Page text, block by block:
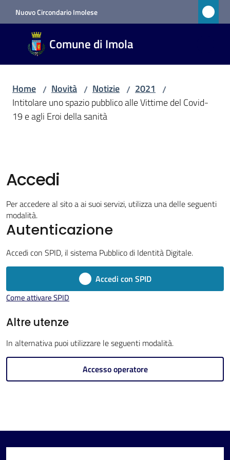
Vai al contenuto
Vai alla navigazione
Vai al footer
Nuovo Circondario Imolese
Comune di Imola
Comune
di Imola
RETE
Amministrazione
Vivere
Imola
V
t
m
Home / Novità / Notizie / 2021 /
Intitolare uno spazio pubblico alle Vittime del Covid-
19 e agli Eroi della sanità
Accedi
Per accedere al sito a ai suoi servizi, utilizza una delle seguenti
modalità.
Autenticazione
Accedi con SPID, il sistema Pubblico di Identità Digitale.
Accedi con SPID
Come attivare SPID
Altre utenze
In alternativa puoi utilizzare le seguenti modalità.
Accesso operatore